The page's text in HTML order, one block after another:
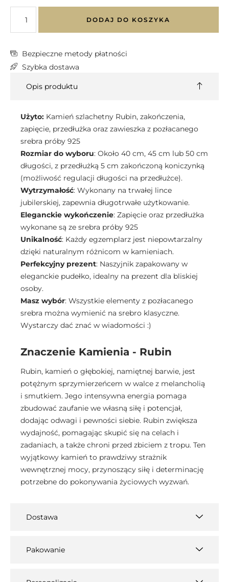
DODAJ DO KOSZYKA
Bezpieczne metody płatności
Szybka dostawa
Opis produktu
Użyto: Kamień szlachetny Rubin, zakończenia,
zapięcie, przedłużka oraz zawieszka z pozłacanego
srebra próby 925
Rozmiar do wyboru: Około 40 cm, 45 cm lub 50 cm
długości, z przedłużką 5 cm zakończoną koniczynką
(możliwość regulacji długości na przedłużce).
Wytrzymałość: Wykonany na trwałej lince
jubilerskiej, zapewnia długotrwałe użytkowanie.
Eleganckie wykończenie: Zapięcie oraz przedłużka
wykonane są ze srebra próby 925
Unikalność: Każdy egzemplarz jest niepowtarzalny
dzięki naturalnym różnicom w kamieniach.
Perfekcyjny prezent: Naszyjnik zapakowany w
eleganckie pudełko, idealny na prezent dla bliskiej
osoby.
Masz wybór: Wszystkie elementy z pozłacanego
srebra można wymienić na srebro klasyczne.
Wystarczy dać znać w wiadomości :)
Znaczenie Kamienia - Rubin
Rubin, kamień o głębokiej, namiętnej barwie, jest
potężnym sprzymierzeńcem w walce z melancholią
i smutkiem. Jego intensywna energia pomaga
zbudować zaufanie we własną siłę i potencjał,
dodając odwagi i pewności siebie. Rubin zwiększa
wydajność, pomagając skupić się na celach i
zadaniach, a także chroni przed zbiciem z tropu. Ten
wyjątkowy kamień to prawdziwy strażnik
wewnętrznej mocy, przynoszący siłę i determinację
potrzebne do pokonywania życiowych wyzwań.
Dostawa
Pakowanie